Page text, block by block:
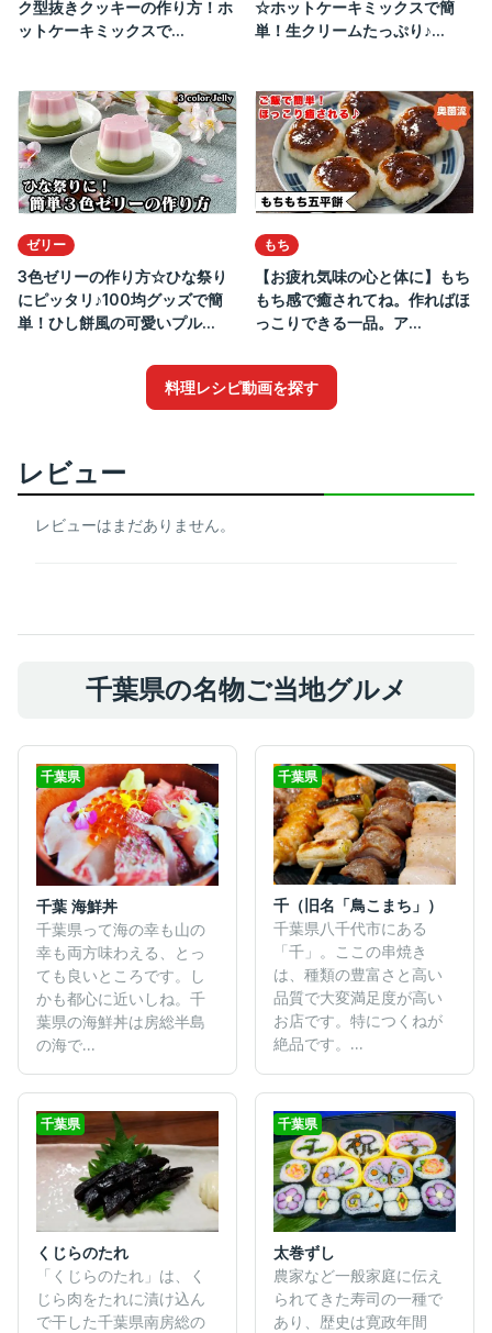
ク型抜きクッキーの作り方！ホ
ットケーキミックスで...
☆ホットケーキミックスで簡
単！生クリームたっぷり♪...
ゼリー
3色ゼリーの作り方☆ひな祭り
にピッタリ♪100均グッズで簡
単！ひし餅風の可愛いプル...
もち
【お疲れ気味の心と体に】もち
もち感で癒されてね。作ればほ
っこりできる一品。ア...
料理レシピ動画を探す
レビュー
レビューはまだありません。
千葉県の名物ご当地グルメ
千葉県
千葉 海鮮丼
千葉県って海の幸も山の
幸も両方味わえる、とっ
ても良いところです。し
かも都心に近いしね。千
葉県の海鮮丼は房総半島
の海で...
千葉県
千（旧名「鳥こまち」）
千葉県八千代市にある
「千」。ここの串焼き
は、種類の豊富さと高い
品質で大変満足度が高い
お店です。特につくねが
絶品です。...
千葉県
くじらのたれ
「くじらのたれ」は、く
じら肉をたれに漬け込ん
で干した千葉県南房総の
千葉県
太巻ずし
農家など一般家庭に伝え
られてきた寿司の一種で
あり、歴史は寛政年間